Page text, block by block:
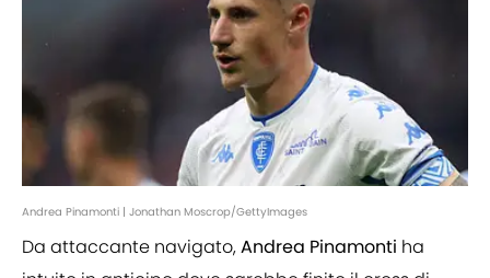
Andrea Pinamonti | Jonathan Moscrop/GettyImages
Da attaccante navigato,Andrea Pinamonti ha